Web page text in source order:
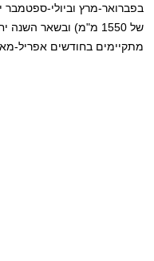
בפברואר-מרץ וביולי-
של 1550 מ"מ) ובשאר
מתקיימים בחודשים אפריל-